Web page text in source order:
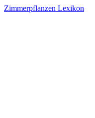
Zimmerpflanzen Lexikon